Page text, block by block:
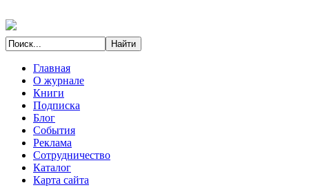
Главная
О журнале
Книги
Подписка
Блог
События
Реклама
Сотрудничество
Каталог
Карта сайта